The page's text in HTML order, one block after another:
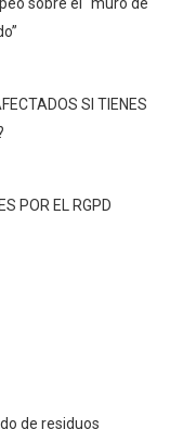
SI TIENES
POR EL RGPD
de residuos